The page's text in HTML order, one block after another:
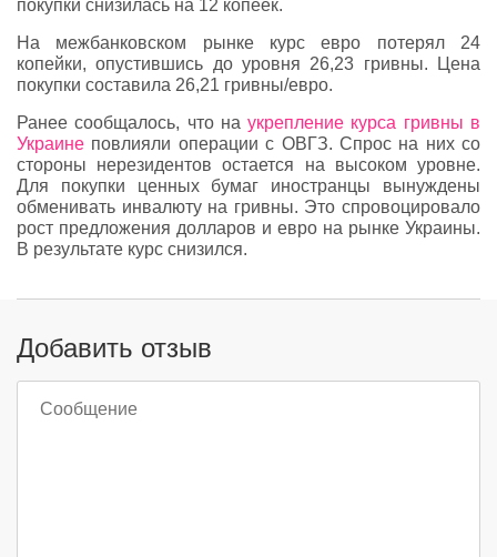
покупки снизилась на 12 копеек.
На межбанковском рынке курс евро потерял 24
копейки, опустившись до уровня 26,23 гривны. Цена
покупки составила 26,21 гривны/евро.
Ранее сообщалось, что наукрепление курса гривны в
Украине повлияли операции с ОВГЗ. Спрос на них со
стороны нерезидентов остается на высоком уровне.
Для покупки ценных бумаг иностранцы вынуждены
обменивать инвалюту на гривны. Это спровоцировало
рост предложения долларов и евро на рынке Украины.
В результате курс снизился.
Добавить отзыв